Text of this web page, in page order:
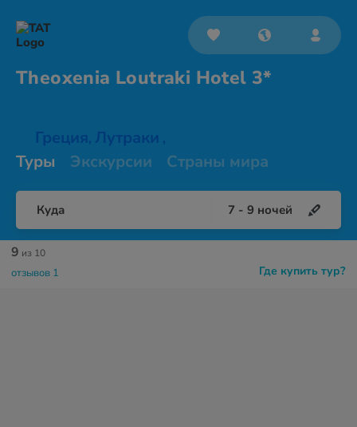
Theoxenia Loutraki Hotel 3*
Греция, Лутраки ,
Туры Экскурсии Страны мира
Куда 7 - 9 ночей
Где купить тур?
9 из 10
отзывов 1